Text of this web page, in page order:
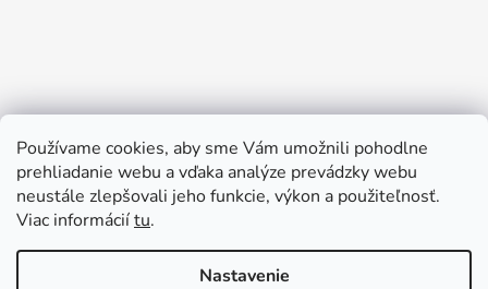
Používame cookies, aby sme Vám umožnili pohodlne
prehliadanie webu a vďaka analýze prevádzky webu
neustále zlepšovali jeho funkcie, výkon a použiteľnosť.
Viac informáciítu.
Nastavenie